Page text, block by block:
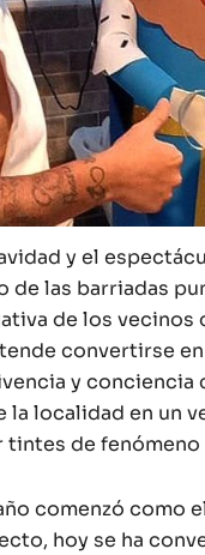
y el
de las barriadas
de los vecinos
convertirse
y conciencia
la localidad en un
tintes de
comenzó como
hoy se ha